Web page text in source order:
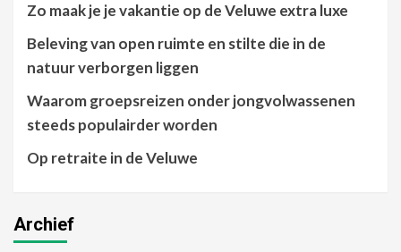
Zo maak je je vakantie op de Veluwe extra luxe
Beleving van open ruimte en stilte die in de
natuur verborgen liggen
Waarom groepsreizen onder jongvolwassenen
steeds populairder worden
Op retraite in de Veluwe
Archief